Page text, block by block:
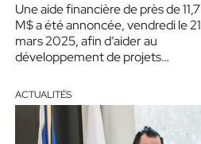
Une aide financière de près de 11,7
M$ a été annoncée, vendredi le 21
mars 2025, afin d’aider au
développement de projets
ACTUALITÉS